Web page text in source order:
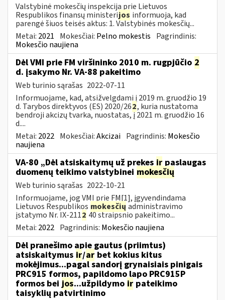
Valstybinė mokesčių inspekcija prie Lietuvos
Respublikos finansų ministerijos informuoja, kad
parengė šiuos teisės aktus: 1. Valstybinės mokesčių...
Metai: 2021 Mokesčiai: Pelno mokestis Pagrindinis:
Mokesčio naujiena
Dėl VMI prie FM viršininko 2010 m. rugpjūčio 2
d. įsakymo Nr. VA-88 pakeitimo
Web turinio sąrašas 2022-07-11
Informuojame, kad, atsižvelgdami į 2019 m. gruodžio 19
d. Tarybos direktyvos (ES) 2020/262, kuria nustatoma
bendroji akcizų tvarka, nuostatas, į 2021 m. gruodžio 16
d....
Metai: 2022 Mokesčiai:Akcizai Pagrindinis: Mokesčio
naujiena
VA-80 „Dėl atsiskaitymų už prekes ir paslaugas
duomenų teikimo valstybinei mokesčių
Web turinio sąrašas 2022-10-21
Informuojame, jog VMI prie FM[1], įgyvendindama
Lietuvos Respublikos mokesčių administravimo
įstatymo Nr. IX-2112 40 straipsnio pakeitimo...
Metai: 2022 Pagrindinis: Mokesčio naujiena
Dėl pranešimo apie gautus (priimtus)
atsiskaitymus ir/ar bet kokius kitus
mokėjimus...pagal sandorį grynaisiais pinigais
PRC915 formos, papildomo lapo PRC915P
formos bei jos...užpildymo ir pateikimo
taisyklių patvirtinimo